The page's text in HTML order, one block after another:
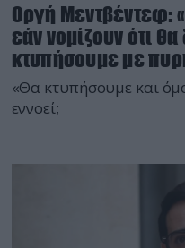
Οργή Μεντβέντεφ:
εάν νομίζουν ότι
κτυπήσουμε με
«Θα κτυπήσουμε και
εννοεί;